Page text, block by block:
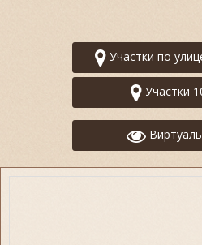
Участки по
Участки